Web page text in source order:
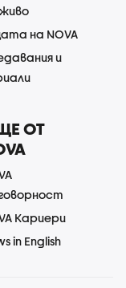
на NOVA
и
ОТ
Кариери
in English